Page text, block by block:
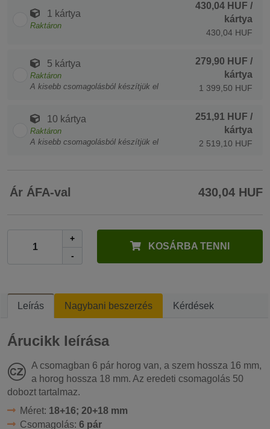
1 kártya
Raktáron
430,04 HUF /
kártya
430,04 HUF
5 kártya
Raktáron
A kisebb csomagolásból készítjük el
279,90 HUF /
kártya
1 399,50 HUF
10 kártya
Raktáron
A kisebb csomagolásból készítjük el
251,91 HUF /
kártya
2 519,10 HUF
Ár ÁFA-val 430,04 HUF
+
-
KOSÁRBA TENNI
Leírás Nagybani beszerzés Kérdések
Árucikk leírása
A csomagban 6 pár horog van, a szem hossza 16 mm,
a horog hossza 18 mm. Az eredeti csomagolás 50
dobozt tartalmaz.
Méret: 18+16; 20+18 mm
Csomagolás: 6 pár